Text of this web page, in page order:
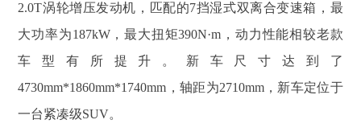
2.0T涡轮增压发动机，匹配的7挡湿式双离合变速箱，最
大功率为187kW，最大扭矩390N·m，动力性能相较老款
车型有所提升。新车尺寸达到了
4730mm*1860mm*1740mm，轴距为2710mm，新车定位于
一台紧凑级SUV。